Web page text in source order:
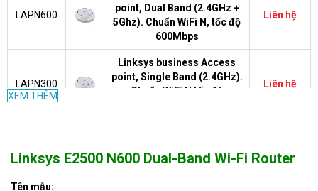
LAPN600
point, Dual Band (2.4GHz +
5Ghz). Chuẩn WiFi N, tốc độ
600Mbps
Liên hệ
LAPN300
Linksys business Access
point, Single Band (2.4GHz).
Chuẩn WiFi N tốc độ
Liên hệ
Extender
XEM THÊM
Linksys E2500 N600 Dual-Band Wi-Fi Router
Tên mẫu: